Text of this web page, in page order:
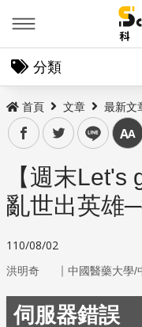
分類
首頁 文章 最新文
facebooktwitter line 中
【週末Let's
亂世出英雄
110/08/02
洪明奇 ｜ 中國醫藥大學/